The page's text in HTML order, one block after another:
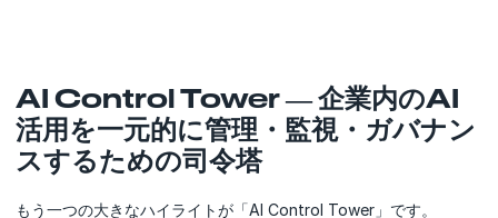
AI Control Tower ― 企業内のAI
活用を一元的に管理・監視・ガバナン
スするための司令塔
もう一つの大きなハイライトが「AI Control Tower」です。